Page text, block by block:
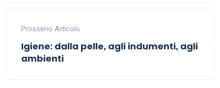
Prossimo Articolo
Igiene: dalla pelle, agli indumenti, agli
ambienti